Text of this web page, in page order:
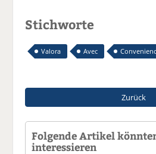
Stichworte
Valora Avec
Zurück
Folgende Artikel
interessieren